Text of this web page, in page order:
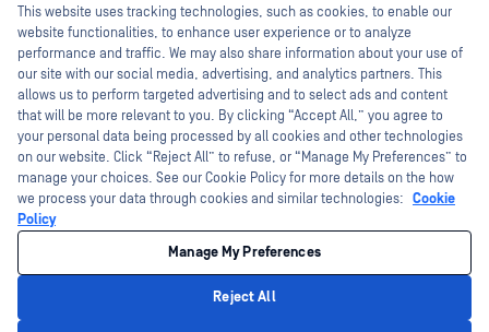
©2026OPSWAT . 保留所有權利。OPSWAT、MetaDefender、Metascan、
MetaAccess、OPSWAT 、Trust no File. Trust No Device.、OPSWAT 、Protecting the
World's Critical Infrastructure、Deep CDR™ Technology、InQuest、InQuest標誌、
DFI、RetroHunt、Deep File Inspection 及 Join the Hunt 均為OPSWAT 之商標。第三
方商標均為其各自所有者之財產。
您的加州隱私選擇
This website uses tracking technologies, such as cookies, to enable our
website functionalities, to enhance user experience or to analyze
performance and traffic. We may also share information about your use of
our site with our social media, advertising, and analytics partners. This
allows us to perform targeted advertising and to select ads and content
that will be more relevant to you. By clicking “Accept All,” you agree to
your personal data being processed by all cookies and other technologies
on our website. Click “Reject All” to refuse, or “Manage My Preferences” to
manage your choices. See our Cookie Policy for more details on the how
we process your data through cookies and similar technologies: Cookie
Policy
Manage My Preferences
Reject All
I'm Ozzy, your OPSWAT virtual assistant.
How can I help you secure what's critical
today?